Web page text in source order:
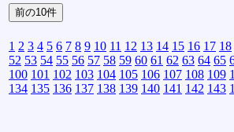
1 2 3 4 5 6 7 8 9 10 11 12 13 14 15 16 17 18
52 53 54 55 56 57 58 59 60 61 62 63 64 65
100 101 102 103 104 105 106 107 108 109
134 135 136 137 138 139 140 141 142 143